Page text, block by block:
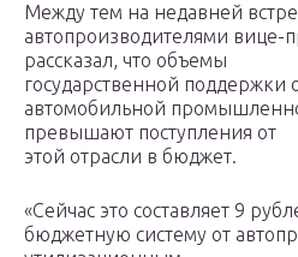
Между тем на недавней
автопроизводителями вице-
рассказал, что объемы
государственной поддержки
автомобильной
превышают поступления от
этой отрасли в бюджет.
«Сейчас это составляет 9
бюджетную систему от